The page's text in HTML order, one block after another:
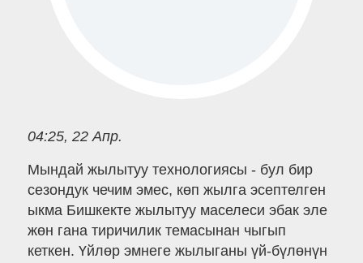
04:25, 22 Апр.
Мындай жылытуу технологиясы - бул бир
сезондук чечим эмес, көп жылга эсептелген
ыкма Бишкекте жылытуу маселеси эбак эле
жөн гана тиричилик темасынан чыгып
кеткен. Үйлөр эмнеге жылыганы үй-бүлөнүн